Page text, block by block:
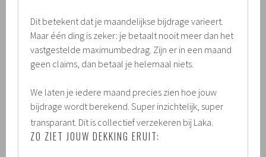
Dit betekent dat je maandelijkse bijdrage varieert.
Maar één ding is zeker: je betaalt nooit meer dan het
vastgestelde maximumbedrag. Zijn er in een maand
geen claims, dan betaal je helemaal niets.
We laten je iedere maand precies zien hoe jouw
bijdrage wordt berekend. Super inzichtelijk, super
transparant. Dit is collectief verzekeren bij Laka.
ZO ZIET JOUW DEKKING ERUIT: